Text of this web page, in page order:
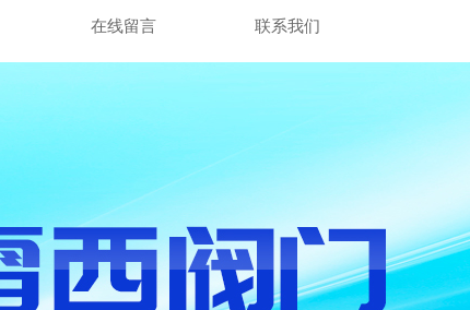
在线留言 联系我们